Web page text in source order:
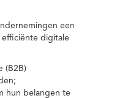
een
digitale
(B2B)
hun belangen te